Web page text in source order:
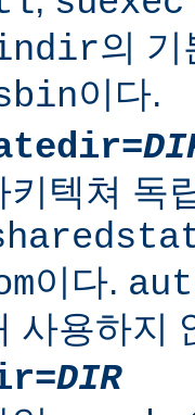
의 기
이다.
키텍쳐 독
이다.
사용하지
DIR